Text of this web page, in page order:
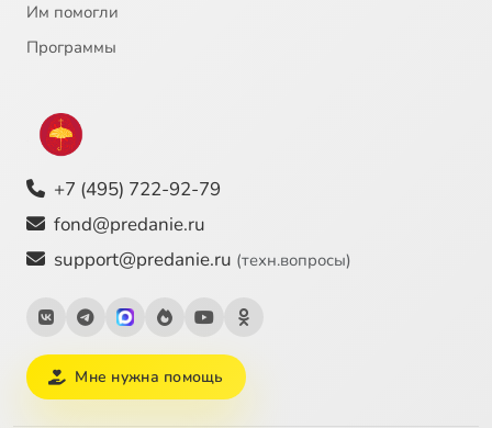
Им помогли
Программы
+7 (495) 722-92-79
fond@predanie.ru
support@predanie.ru (техн.вопросы)
Мне нужна помощь